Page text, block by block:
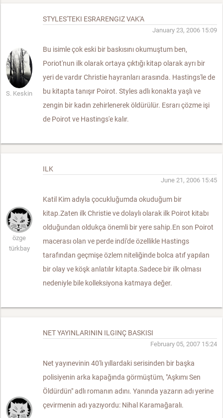
S. Keskin
STYLES'TEKI ESRARENGIZ VAK'A
January 23, 2006 15:09
Bu isimle çok eski bir baskısını okumuştum ben,
Poriot'nun ilk olarak ortaya çıktığı kitap olarak ayrı bir
yeri de vardır Christie hayranları arasında. Hastings'le de
bu kitapta tanışır Poirot. Styles adlı konakta yaşlı ve
zengin bir kadın zehirlenerek öldürülür. Esrarı çözme işi
de Poirot ve Hastings'e kalır.
özge
türkbay
ILK
June 21, 2006 15:45
Katil Kim adıyla çocukluğumda okuduğum bir
kitap.Zaten ilk Christie ve dolaylı olarak ilk Poirot kitabı
olduğundan oldukça önemli bir yere sahip.En son Poirot
macerası olan ve perde indi'de özellikle Hastings
tarafından geçmişe özlem niteliğinde bolca atıf yapılan
bir olay ve köşk anlatılır kitapta.Sadece bir ilk olması
nedeniyle bile kolleksiyona katmaya değer.
NET YAYINLARININ ILGINÇ BASKISI
February 05, 2007 15:24
Net yayınevinin 40'lı yıllardaki serisinden bir başka
polisiyenin arka kapağında görmüştüm, "Aşkımı Sen
Öldürdün" adlı romanın adını. Yanında yazarın adı yerine
çevirmenin adı yazıyordu: Nihal Karamağaralı.